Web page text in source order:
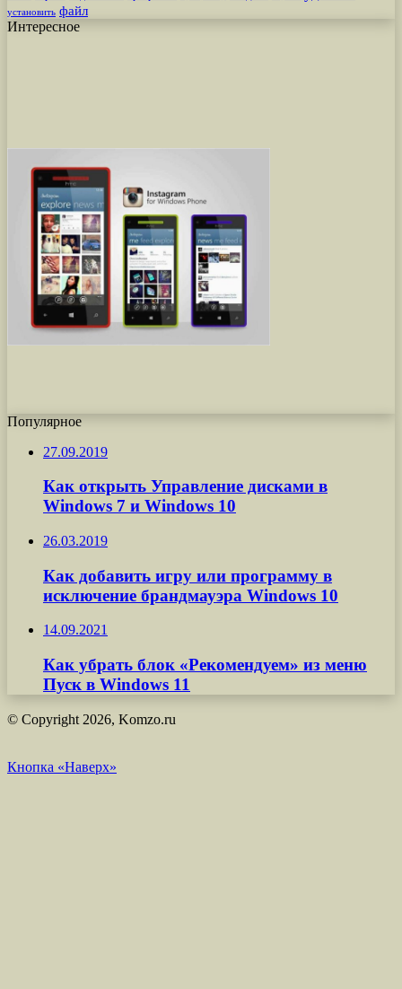
установить файл
Интересное
Популярное
27.09.2019
Как открыть Управление дисками в
Windows 7 и Windows 10
26.03.2019
Как добавить игру или программу в
исключение брандмауэра Windows 10
14.09.2021
Как убрать блок «Рекомендуем» из меню
Пуск в Windows 11
© Copyright 2026, Komzo.ru
Кнопка «Наверх»